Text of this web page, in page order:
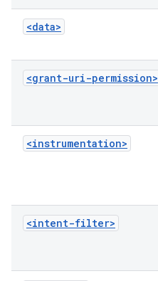
<data>
<grant-uri-permission>
<instrumentation>
<intent-filter>